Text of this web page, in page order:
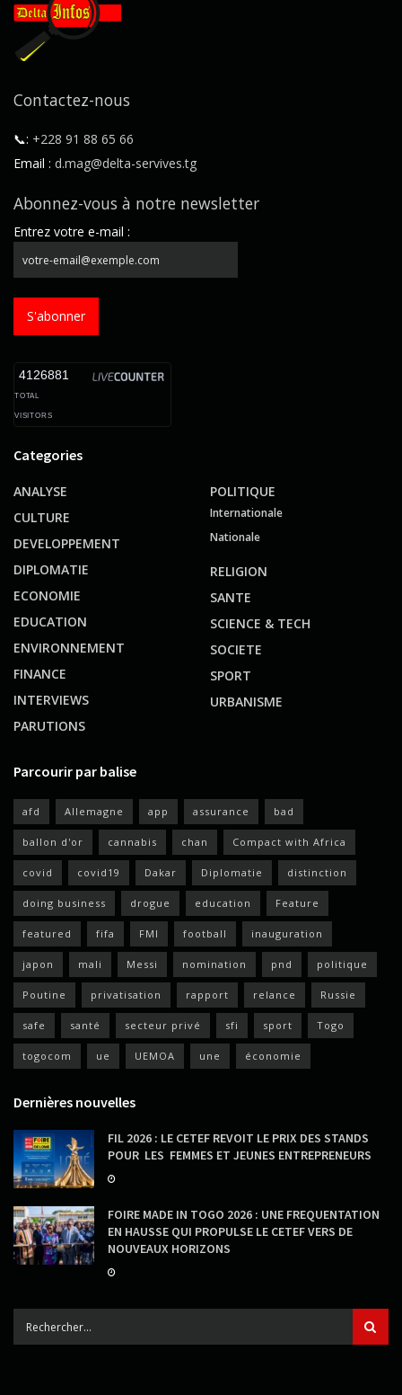
Contactez-nous
📞: +228 91 88 65 66
Email : d.mag@delta-servives.tg
Abonnez-vous à notre newsletter
Entrez votre e-mail :
S'abonner
4126881
TOTAL
VISITORS
Categories
ANALYSE
CULTURE
DEVELOPPEMENT
DIPLOMATIE
ECONOMIE
EDUCATION
ENVIRONNEMENT
FINANCE
INTERVIEWS
PARUTIONS
POLITIQUE
Internationale
Nationale
RELIGION
SANTE
SCIENCE & TECH
SOCIETE
SPORT
URBANISME
Parcourir par balise
afd Allemagne app assurance bad
ballon d'or cannabis chan Compact with Africa
covid covid19 Dakar Diplomatie distinction
doing business drogue education Feature
featured fifa FMI football inauguration
japon mali Messi nomination pnd politique
Poutine privatisation rapport relance Russie
safe santé secteur privé sfi sport Togo
togocom ue UEMOA une économie
Dernières nouvelles
FIL 2026 : LE CETEF REVOIT LE PRIX DES STANDS
POUR LES FEMMES ET JEUNES ENTREPRENEURS
FOIRE MADE IN TOGO 2026 : UNE FREQUENTATION
EN HAUSSE QUI PROPULSE LE CETEF VERS DE
NOUVEAUX HORIZONS